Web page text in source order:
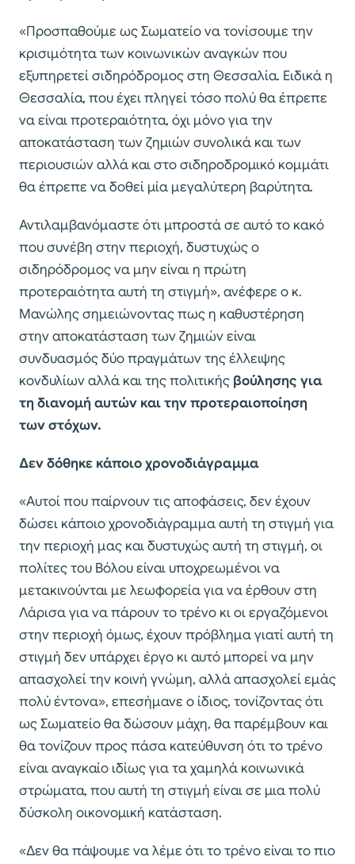
«Προσπαθούμε ως Σωματείο να τονίσουμε την
κρισιμότητα των κοινωνικών αναγκών που
εξυπηρετεί σιδηρόδρομος στη Θεσσαλία. Ειδικά η
Θεσσαλία, που έχει πληγεί τόσο πολύ θα έπρεπε
να είναι προτεραιότητα, όχι μόνο για την
αποκατάσταση των ζημιών συνολικά και των
περιουσιών αλλά και στο σιδηροδρομικό κομμάτι
θα έπρεπε να δοθεί μία μεγαλύτερη βαρύτητα.
Αντιλαμβανόμαστε ότι μπροστά σε αυτό το κακό
που συνέβη στην περιοχή, δυστυχώς ο
σιδηρόδρομος να μην είναι η πρώτη
προτεραιότητα αυτή τη στιγμή», ανέφερε ο κ.
Μανώλης σημειώνοντας πως η καθυστέρηση
στην αποκατάσταση των ζημιών είναι
συνδυασμός δύο πραγμάτων της έλλειψης
κονδυλίων αλλά και της πολιτικής βούλησης για
τη διανομή αυτών και την προτεραιοποίηση
των στόχων.
Δεν δόθηκε κάποιο χρονοδιάγραμμα
«Αυτοί που παίρνουν τις αποφάσεις, δεν έχουν
δώσει κάποιο χρονοδιάγραμμα αυτή τη στιγμή για
την περιοχή μας και δυστυχώς αυτή τη στιγμή, οι
πολίτες του Βόλου είναι υποχρεωμένοι να
μετακινούνται με λεωφορεία για να έρθουν στη
Λάρισα για να πάρουν το τρένο κι οι εργαζόμενοι
στην περιοχή όμως, έχουν πρόβλημα γιατί αυτή τη
στιγμή δεν υπάρχει έργο κι αυτό μπορεί να μην
απασχολεί την κοινή γνώμη, αλλά απασχολεί εμάς
πολύ έντονα», επεσήμανε ο ίδιος, τονίζοντας ότι
ως Σωματείο θα δώσουν μάχη, θα παρέμβουν και
θα τονίζουν προς πάσα κατεύθυνση ότι το τρένο
είναι αναγκαίο ιδίως για τα χαμηλά κοινωνικά
στρώματα, που αυτή τη στιγμή είναι σε μια πολύ
δύσκολη οικονομική κατάσταση.
«Δεν θα πάψουμε να λέμε ότι το τρένο είναι το πιο